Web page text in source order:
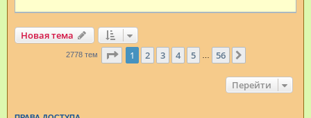
Новая тема
2778 тем Страница из 56
1 2 3 4 5 56
Перейти